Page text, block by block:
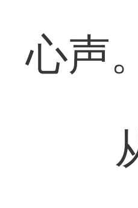
心声。
从